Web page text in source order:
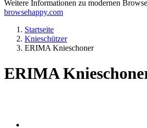
Weitere Informationen zu modernen
browsehappy.com
Startseite
Knieschützer
ERIMA Knieschoner
ERIMA